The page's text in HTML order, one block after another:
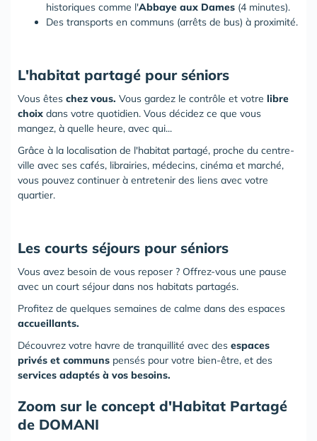
historiques comme l'Abbaye aux Dames (4 minutes).
Des transports en communs (arrêts de bus) à proximité.
L'habitat partagé pour séniors
Vous êtes chez vous. Vous gardez le contrôle et votre libre
choix dans votre quotidien. Vous décidez ce que vous
mangez, à quelle heure, avec qui...
Grâce à la localisation de l'habitat partagé, proche du centre-
ville avec ses cafés, librairies, médecins, cinéma et marché,
vous pouvez continuer à entretenir des liens avec votre
quartier.
Les courts séjours pour séniors
Vous avez besoin de vous reposer ? Offrez-vous une pause
avec un court séjour dans nos habitats partagés.
Profitez de quelques semaines de calme dans des espaces
accueillants.
Découvrez votre havre de tranquillité avec des espaces
privés et communs pensés pour votre bien-être, et des
services adaptés à vos besoins.
Zoom sur le concept d'Habitat Partagé
de DOMANI